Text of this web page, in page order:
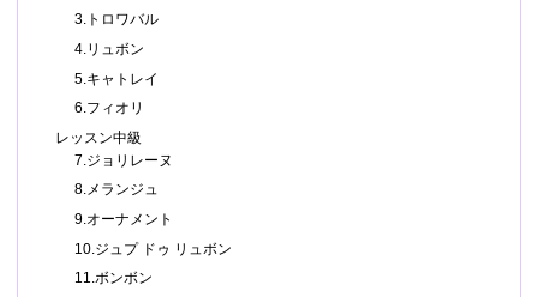
3.トロワバル
4.リュボン
5.キャトレイ
6.フィオリ
レッスン中級
7.ジョリレーヌ
8.メランジュ
9.オーナメント
10.ジュプ ドゥ リュボン
11.ボンボン